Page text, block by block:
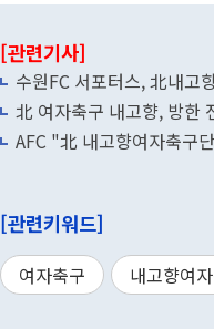
[관련기사]
수원FC 서포터스, 北내고
北 여자축구 내고향, 방한
AFC "北 내고향여자축구
[관련키워드]
여자축구 내고향여